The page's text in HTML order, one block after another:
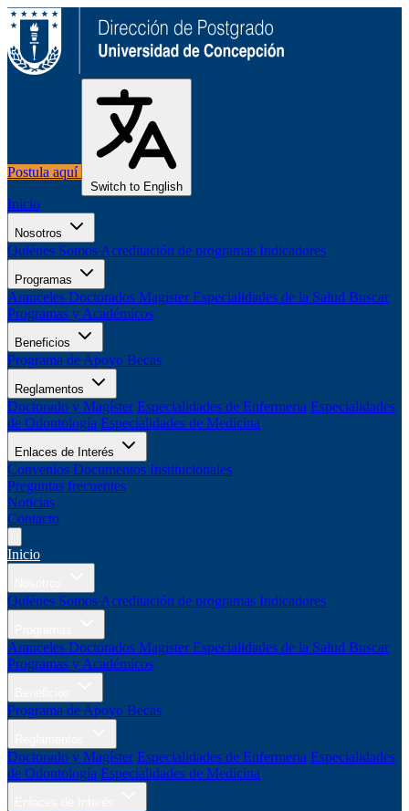
Postula aquí
Switch to English
Inicio
Nosotros
Quiénes Somos Acreditación de programas Indicadores
Programas
Aranceles Doctorados Magíster Especialidades de la Salud Buscar
Programas y Académicos
Beneficios
Programa de Apoyo Becas
Reglamentos
Doctorado y Magíster Especialidades de Enfermería Especialidades
de Odontología Especialidades de Medicina
Enlaces de Interés
Convenios Documentos Institucionales
Preguntas frecuentes
Noticias
Contacto
Inicio
Quiénes Somos Acreditación de programas Indicadores
Aranceles Doctorados Magíster Especialidades de la Salud Buscar
Programas y Académicos
Programa de Apoyo Becas
Doctorado y Magíster Especialidades de Enfermería Especialidades
de Odontología Especialidades de Medicina